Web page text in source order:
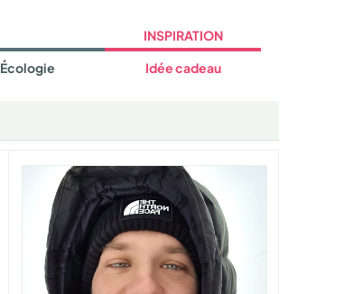
Écologie
INSPIRATION
Idée cadeau